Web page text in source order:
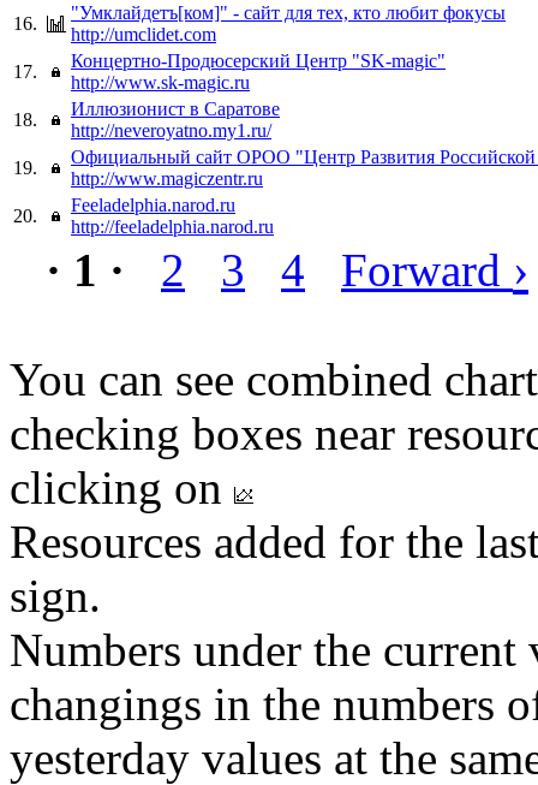
16.
"Умклайдетъ[ком]" - сайт для тех, кто любит фокусы
http://umclidet.com
17.
Концертно-Продюсерский Центр "SK-magic"
http://www.sk-magic.ru
18.
Иллюзионист в Саратове
http://neveroyatno.my1.ru/
19.
Официальный сайт ОРОО "Центр Развития
http://www.magiczentr.ru
20.
Feeladelphia.narod.ru
http://feeladelphia.narod.ru
· 1 · 2 3 4 Forward ›
You can see combined
checking boxes near
clicking on
Resources added for the
sign.
Numbers under the
changings in the numbers
yesterday values at the